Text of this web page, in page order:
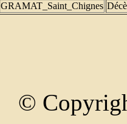
GRAMAT_Saint_Chignes
©